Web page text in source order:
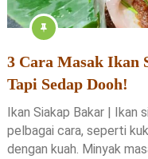
3 Cara Masak Ikan
Tapi Sedap Dooh!
Ikan Siakap Bakar | Ikan
pelbagai cara, seperti
dengan kuah. Minyak